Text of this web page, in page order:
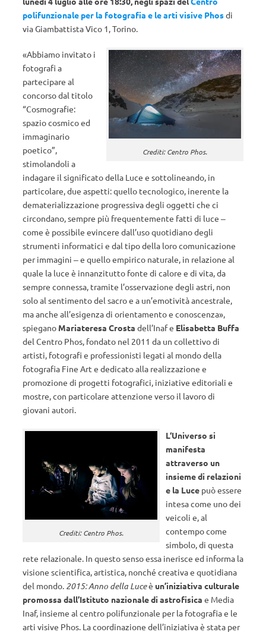
polifunzionale per la fotografia e le arti visive Phosdi
via Giambattista Vico 1, Torino.
Crediti: Centro Phos.
«Abbiamo invitato i
fotografi a
partecipare al
concorso dal titolo
“Cosmografie:
spazio cosmico ed
immaginario
poetico”,
stimolandoli a
indagare il significato della Luce e sottolineando, in
particolare, due aspetti: quello tecnologico, inerente la
dematerializzazione progressiva degli oggetti che ci
circondano, sempre più frequentemente fatti di luce ‒
come è possibile evincere dall’uso quotidiano degli
strumenti informatici e dal tipo della loro comunicazione
per immagini ‒ e quello empirico naturale, in relazione al
quale la luce è innanzitutto fonte di calore e di vita, da
sempre connessa, tramite l’osservazione degli astri, non
solo al sentimento del sacro e a un’emotività ancestrale,
ma anche all’esigenza di orientamento e conoscenza»,
spiegano Mariateresa Crosta dell’Inaf e Elisabetta Buffa
del Centro Phos, fondato nel 2011 da un collettivo di
artisti, fotografi e professionisti legati al mondo della
fotografia Fine Art e dedicato alla realizzazione e
promozione di progetti fotografici, iniziative editoriali e
mostre, con particolare attenzione verso il lavoro di
giovani autori.
Crediti: Centro Phos.
L‘Universo si
manifesta
attraverso un
insieme di relazioni
e la Luce può essere
intesa come uno dei
veicoli e, al
contempo come
simbolo, di questa
rete relazionale. In questo senso essa inerisce ed informa la
visione scientifica, artistica, nonché creativa e quotidiana
del mondo. 2015: Anno della Luceè un’iniziativa culturale
promossa dall’Istituto nazionale di astrofisica e Media
Inaf, insieme al centro polifunzionale per la fotografia e le
arti visive Phos. La coordinazione dell’iniziativa è stata per